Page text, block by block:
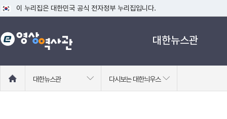
이 누리집은 대한민국 공식 전자정부 누리집입니다.
공식 누리집 주소 확인하기
go.kr 주소를 사용하는 누리집은 대한민국 정부기관이 관리하는 누리집입니
대한뉴스관
로
대한뉴스관 다시보는 대한늬우스